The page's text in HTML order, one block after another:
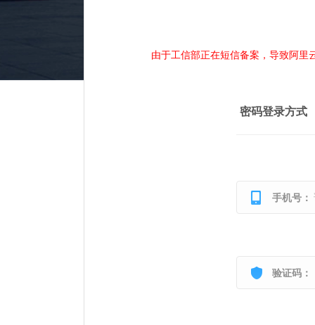
由于工信部正在短信备案，导致阿
密码登录方式
手机号：
验证码：